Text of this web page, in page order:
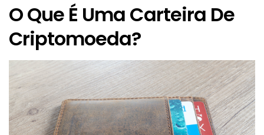
O Que É Uma Carteira De
Criptomoeda?